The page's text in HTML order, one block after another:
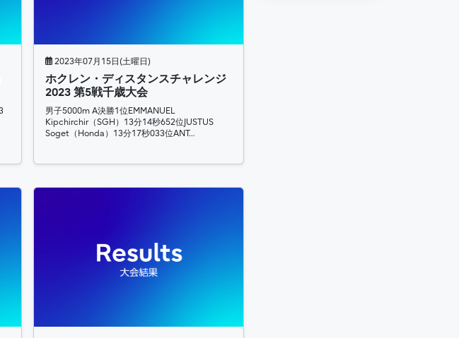
2023年07月15日(土曜日)
ホクレン・ディスタンスチャレンジ
2023 第5戦千歳大会
男子5000m A決勝1位EMMANUEL
Kipchirchir（SGH）13分14秒652位JUSTUS
Soget（Honda）13分17秒033位ANT…